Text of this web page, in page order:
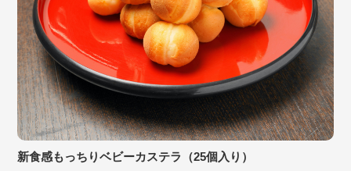
新食感もっちりベビーカステラ（25個入り）